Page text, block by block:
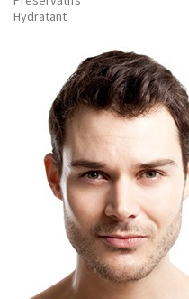
Hydratant